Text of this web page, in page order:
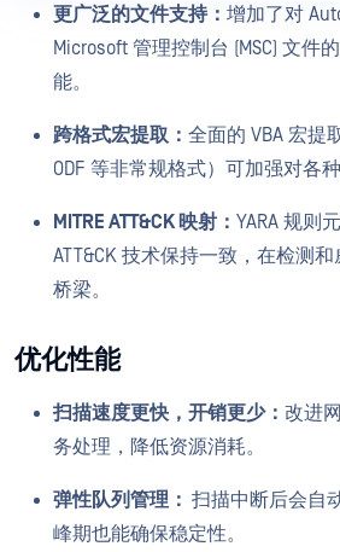
更广泛的文件支持： 增加了对
Microsoft 管理控制台 (MSC) 文件
能。
跨格式宏提取： 全面的 VBA 宏提
ODF 等非常规格式）可加强对各
MITRE ATT&CK 映射： YARA 规则
ATT&CK 技术保持一致，在检测
桥梁。
优化性能
扫描速度更快，开销更少： 改进
务处理，降低资源消耗。
弹性队列管理： 扫描中断后会自
峰期也能确保稳定性。